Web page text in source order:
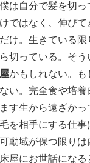
は自分で髪を切っ
ではなく、伸び
け。生きている限
切っている。そう
かもしれない。も
い。完全食や培
す生から遠ざかっ
を相手にする仕
動域が保つ限り
屋にお世話になる